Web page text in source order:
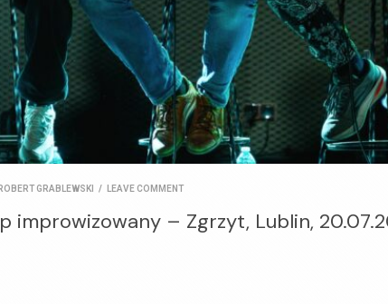
ROBERT GRABLEWSKI / LEAVE COMMENT
improwizowany – Zgrzyt, Lublin,